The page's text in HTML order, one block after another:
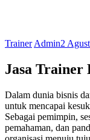
Trainer Admin2
Jasa Trainer
Dalam dunia bisnis
untuk mencapai
Sebagai pemimpin,
pemahaman, dan